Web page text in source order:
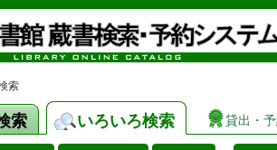
索
索 いろいろ検索 貸出・